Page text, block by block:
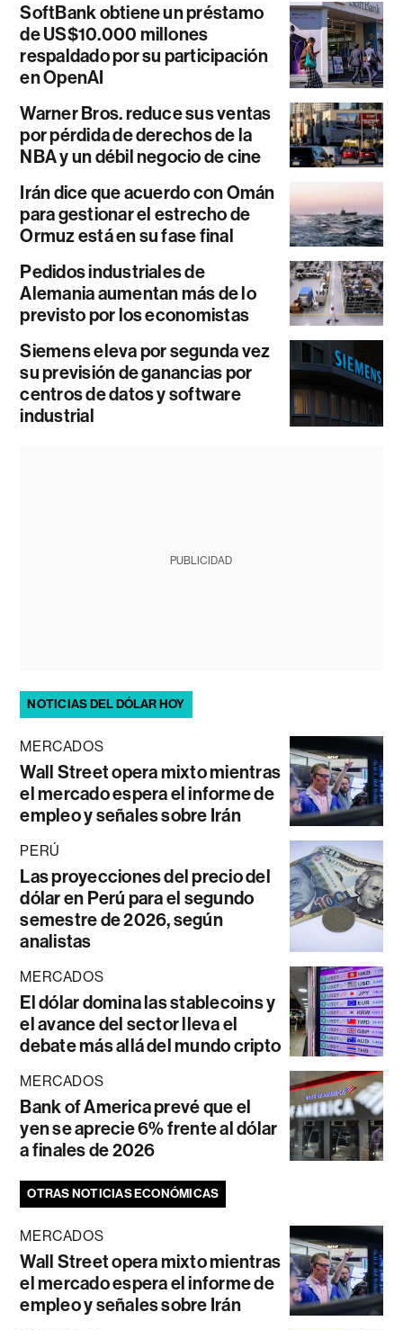
SoftBank obtiene un préstamo
de US$10.000 millones
respaldado por su participación
en OpenAI
Warner Bros. reduce sus ventas
por pérdida de derechos de la
NBA y un débil negocio de cine
Irán dice que acuerdo con Omán
para gestionar el estrecho de
Ormuz está en su fase final
Pedidos industriales de
Alemania aumentan más de lo
previsto por los economistas
Siemens eleva por segunda vez
su previsión de ganancias por
centros de datos y software
industrial
PUBLICIDAD
NOTICIAS DEL DÓLAR HOY
MERCADOS
Wall Street opera mixto mientras
el mercado espera el informe de
empleo y señales sobre Irán
PERÚ
Las proyecciones del precio del
dólar en Perú para el segundo
semestre de 2026, según
analistas
MERCADOS
El dólar domina las stablecoins y
el avance del sector lleva el
debate más allá del mundo cripto
MERCADOS
Bank of America prevé que el
yen se aprecie 6% frente al dólar
a finales de 2026
OTRAS NOTICIAS ECONÓMICAS
MERCADOS
Wall Street opera mixto mientras
el mercado espera el informe de
empleo y señales sobre Irán